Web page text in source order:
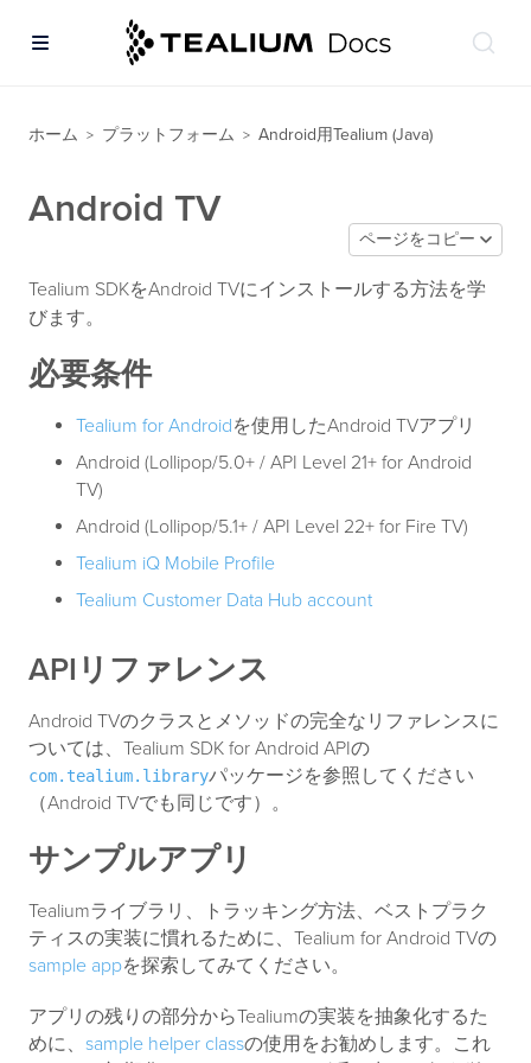
ホーム > プラットフォーム > Android用Tealium (Java)
Android TV
ページをコピー
Tealium SDKをAndroid TVにインストールする方法を学
びます。
必要条件
Tealium for Androidを使用したAndroid TVアプリ
Android (Lollipop/5.0+ / API Level 21+ for Android
TV)
Android (Lollipop/5.1+ / API Level 22+ for Fire TV)
Tealium iQ Mobile Profile
Tealium Customer Data Hub account
APIリファレンス
Android TVのクラスとメソッドの完全なリファレンスに
ついては、Tealium SDK for Android APIの
com.tealium.libraryパッケージを参照してください
（Android TVでも同じです）。
サンプルアプリ
Tealiumライブラリ、トラッキング方法、ベストプラク
ティスの実装に慣れるために、Tealium for Android TVの
sample appを探索してみてください。
アプリの残りの部分からTealiumの実装を抽象化するた
めに、 sample helper classの使用をお勧めします。これ